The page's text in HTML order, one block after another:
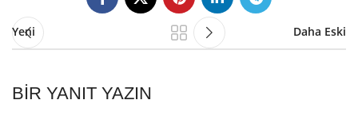
Yeni Daha Eski
BIR YANIT YAZIN